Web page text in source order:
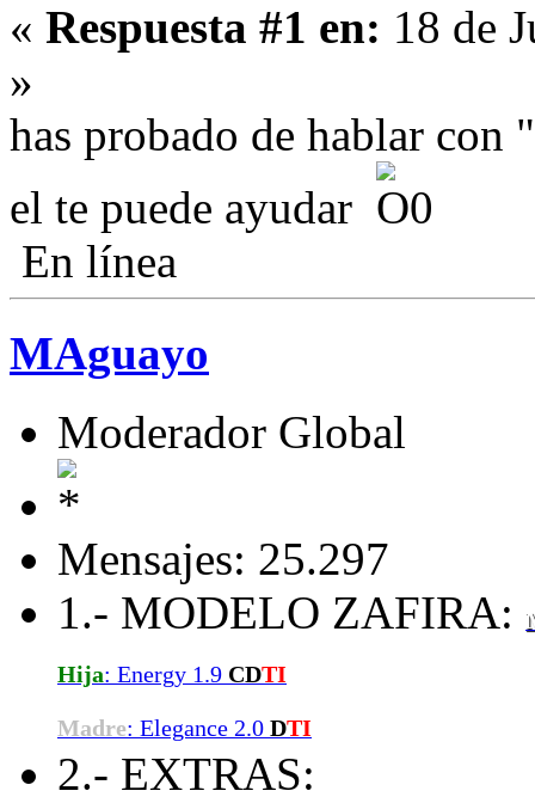
« Respuesta #1 en: 18 de
»
has probado de hablar
el te puede ayudar
En línea
MAguayo
Moderador Global
Mensajes: 25.297
1.- MODELO ZAFIRA:
Hija: Energy 1.9 CDTI
Madre: Elegance 2.0 DTI
2.- EXTRAS: